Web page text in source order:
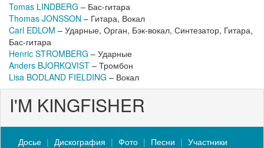
Tomas LINDBERG – Бас-гитара
Thomas JONSSON – Гитара, Вокал
Carl EDLOM – Ударные, Орган, Бэк-вокал, Синтезатор, Гитара,
Бас-гитара
Henric STROMBERG – Ударные
Anders BJORKQVIST – Тромбон
Lisa BODLAND FIELDING – Вокал
I'M KINGFISHER
Досье Дискография Фото Песни Участники